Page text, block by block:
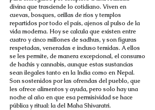
divina que trasciende lo cotidiano. Viven en
cuevas, bosques, orillas de ríos y templos
repartidos por todo el país, ajenos al pulso de la
vida moderna. Hoy se calcula que existen entre
cuatro y cinco millones de sadhus, y son figuras
respetadas, veneradas e incluso temidas. A ellos
se les permite, de manera excepcional, el consumo
de hachís y cannabis, aunque estas sustancias
sean ilegales tanto en la India como en Nepal.
Son sostenidos por las ofrendas del pueblo, que
les ofrece alimentos y ayuda, pero solo hay una
noche al año en que esa permisividad se hace
pública y ritual: la del Maha Shivaratri.